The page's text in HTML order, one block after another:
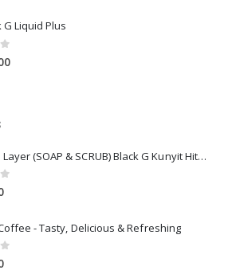
G Liquid Plus
SABUN 2 Layer (SOAP & SCRUB) Black G Kunyit Hitam RnD by Mardi
- Tasty, Delicious & Refreshing